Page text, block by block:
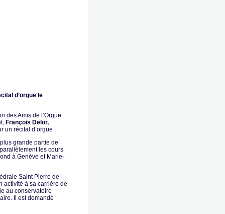
d’orgue le
des Amis de l’Orgue
François Delor,
un récital d’orgue
grande partie de
les cours
à Genève et Marie-
Saint Pierre de
activité à sa carrière de
au conservatoire
Il est demandé